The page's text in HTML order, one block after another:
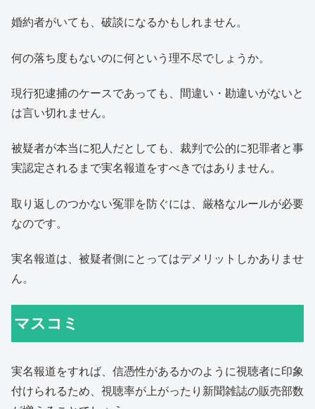
婚約者がいても、破談になるかもしれません。
何の落ち度もないのに何という理不尽でしょうか。
現行犯逮捕のケースであっても、間違い・勘違いがないと
は言い切れません。
被疑者が本当に犯人だとしても、裁判で公的に犯罪者と事
実認定されるまで実名報道をすべきではありません。
取り返しのつかない冤罪を防ぐには、厳格なルールが必要
なのです。
実名報道は、被疑者側にとってはデメリットしかありませ
ん。
マスコミ
実名報道をすれば、信憑性があるかのように視聴者に印象
付けられるため、視聴率が上がったり新聞雑誌の販売部数